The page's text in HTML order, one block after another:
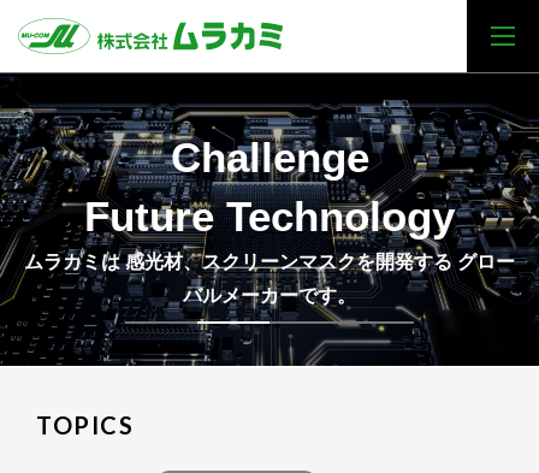
Challenge
Future Technology
ムラカミは 感光材、スクリーンマスクを開発する グロー
バルメーカーです。
TOPICS